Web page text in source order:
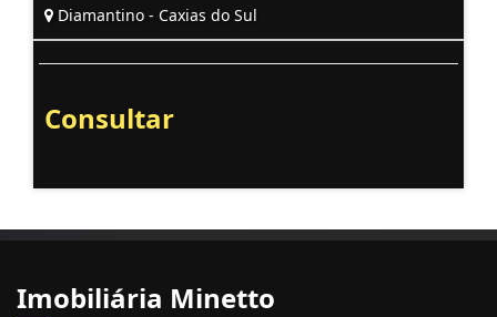
Diamantino - Caxias do Sul
Consultar
Imobiliária Minetto